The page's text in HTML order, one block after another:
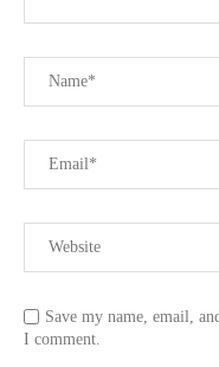
Save my name, email,
I comment.